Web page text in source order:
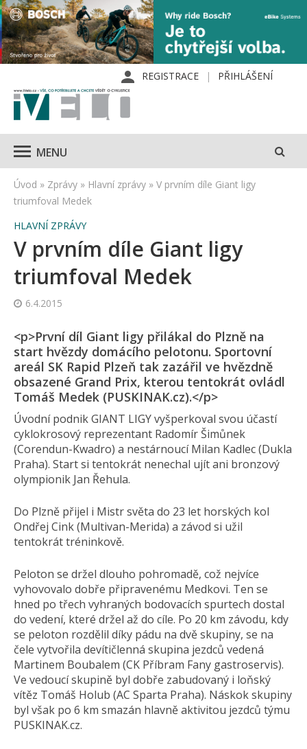
REGISTRACE PŘIHLÁŠENÍ
MENU
Úvod » Zprávy » Hlavní zprávy » V prvním díle Giant ligy
triumfoval Medek
HLAVNÍ ZPRÁVY
V prvním díle Giant ligy
triumfoval Medek
6.4.2015
<p>První díl Giant ligy přilákal do Plzně na
start hvězdy domácího pelotonu. Sportovní
areál SK Rapid Plzeň tak zazářil ve hvězdně
obsazené Grand Prix, kterou tentokrát ovládl
Tomáš Medek (PUSKINAK.cz).</p>
Úvodní podnik GIANT LIGY vyšperkoval svou účastí
cyklokrosový reprezentant Radomír Šimůnek
(Corendun-Kwadro) a nestárnoucí Milan Kadlec (Dukla
Praha). Start si tentokrát nenechal ujít ani bronzový
olympionik Jan Řehula.
Do Plzně přijel i Mistr světa do 23 let horských kol
Ondřej Cink (Multivan-Merida) a závod si užil
tentokrát tréninkově.
Peloton se držel dlouho pohromadě, což nejvíce
vyhovovalo dobře připravenému Medkovi. Ten se
hned po třech vyhraných bodovacích spurtech dostal
do vedení, které držel až do cíle. Po 20 km závodu, kdy
se peloton rozdělil díky pádu na dvě skupiny, se na
čele vytvořila devítičlenná skupina jezdců vedená
Martinem Boubalem (CK Příbram Fany gastroservis).
Ve vedoucí skupině byl dobře zabudovaný i loňský
vítěz Tomáš Holub (AC Sparta Praha). Náskok skupiny
byl však po 6 km smazán hlavně aktivitou jezdců týmu
PUSKINAK.cz.